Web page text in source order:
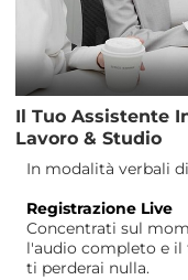
Il Tuo Assistente
Lavoro & Studio
In modalità verbali
Registrazione Live
Concentrati sul
l'audio completo e il
ti perderai nulla.